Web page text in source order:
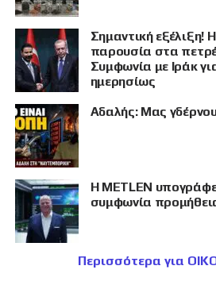
Σημαντική εξέλιξη!
παρουσία στα
Συμφωνία με Ιράκ
ημερησίως
Αδαλής: Μας
Η METLEN
συμφωνία
Περισσότερα για